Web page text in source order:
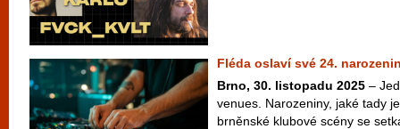
Fléda oslaví své 24.
Brno, 30. listopadu 2025 –
venues. Narozeniny, jaké tady
brněnské klubové scény se